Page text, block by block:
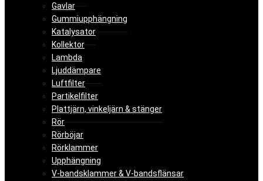
Gavlar
Gummiupphängning
Katalysator
Kollektor
Lambda
Ljuddämpare
Luftfilter
Partikelfilter
Plattjärn, vinkeljärn & stänger
Rör
Rörböjar
Rörklammer
Upphängning
V-bandsklammer & V-bandsflänsar